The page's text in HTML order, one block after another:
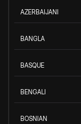
AZERBAIJANI
BANGLA
BASQUE
BENGALI
BOSNIAN